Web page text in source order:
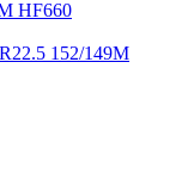
152/149M